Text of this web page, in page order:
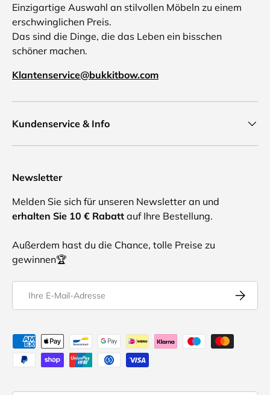
Einzigartige Auswahl an stilvollen Möbeln zu einem
erschwinglichen Preis.
Das sind die Dinge, die das Leben ein bisschen
schöner machen.
Klantenservice@bukkitbow.com
Kundenservice & Info
Newsletter
Melden Sie sich für unseren Newsletter an und
erhalten Sie 10 € Rabatt auf Ihre Bestellung.
Außerdem hast du die Chance, tolle Preise zu
gewinnen🏆
Akzeptierte Zahlungsmethoden